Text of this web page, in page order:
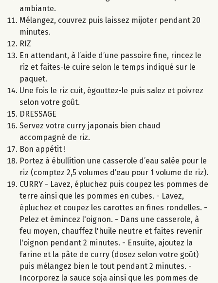
ambiante.
Mélangez, couvrez puis laissez mijoter pendant 20
minutes.
RIZ
En attendant, à l’aide d’une passoire fine, rincez le
riz et faites-le cuire selon le temps indiqué sur le
paquet.
Une fois le riz cuit, égouttez-le puis salez et poivrez
selon votre goût.
DRESSAGE
Servez votre curry japonais bien chaud
accompagné de riz.
Bon appétit !
Portez à ébullition une casserole d’eau salée pour le
riz (comptez 2,5 volumes d’eau pour 1 volume de riz).
CURRY - Lavez, épluchez puis coupez les pommes de
terre ainsi que les pommes en cubes. - Lavez,
épluchez et coupez les carottes en fines rondelles. -
Pelez et émincez l'oignon. - Dans une casserole, à
feu moyen, chauffez l'huile neutre et faites revenir
l'oignon pendant 2 minutes. - Ensuite, ajoutez la
farine et la pâte de curry (dosez selon votre goût)
puis mélangez bien le tout pendant 2 minutes. -
Incorporez la sauce soja ainsi que les pommes de